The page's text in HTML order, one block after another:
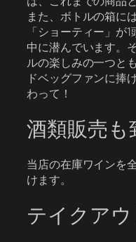
また、ボトルの箱に
「ショーティー」が
中に潜んでいます。
ルの楽しみの一つと
ドベッグファンに捧
わって！
酒類販売
当店の在庫ワインを
けます。
テイクア